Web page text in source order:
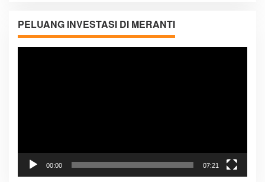
PELUANG INVESTASI DI MERANTI
00:00 07:21